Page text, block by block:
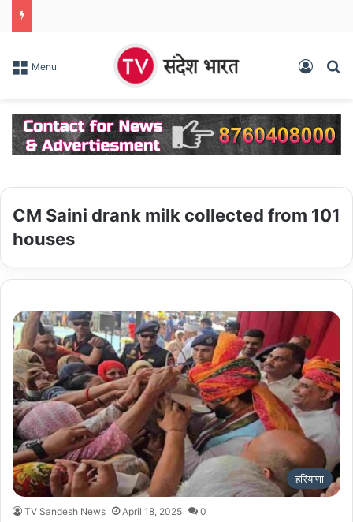
Menu Log In
CM Saini drank milk collected from 101
houses
हरियाणा
TV Sandesh News April 18, 2025 0